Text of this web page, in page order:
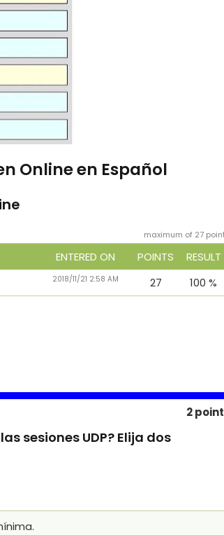
Online en Español
maximum of 27
ENTERED ON POINTS
RESULT
2018/11/21 2:58 AM 27 100 %
2
sesiones UDP? Elija dos